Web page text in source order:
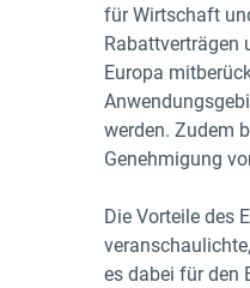
für Wirtschaft
Rabattverträgen
Europa
werden. Zudem
Genehmigung
Die Vorteile des
es dabei für den